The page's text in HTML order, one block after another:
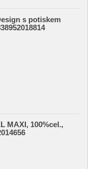
s potiskem
MAXI, 100%cel.,